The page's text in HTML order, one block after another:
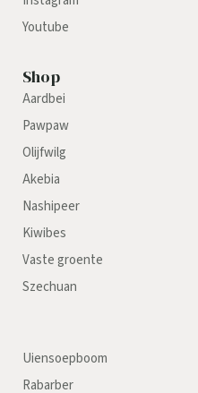
Youtube
Shop
Aardbei
Pawpaw
Olijfwilg
Akebia
Nashipeer
Kiwibes
Vaste groente
Szechuan
Uiensoepboom
Rabarber